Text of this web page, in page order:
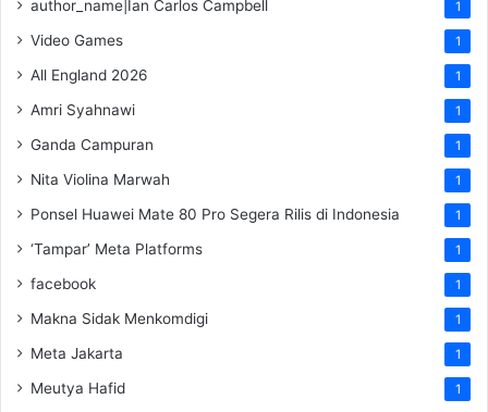
author_name|Ian Carlos Campbell 1
Video Games 1
All England 2026 1
Amri Syahnawi 1
Ganda Campuran 1
Nita Violina Marwah 1
Ponsel Huawei Mate 80 Pro Segera Rilis di Indonesia 1
‘Tampar’ Meta Platforms 1
facebook 1
Makna Sidak Menkomdigi 1
Meta Jakarta 1
Meutya Hafid 1